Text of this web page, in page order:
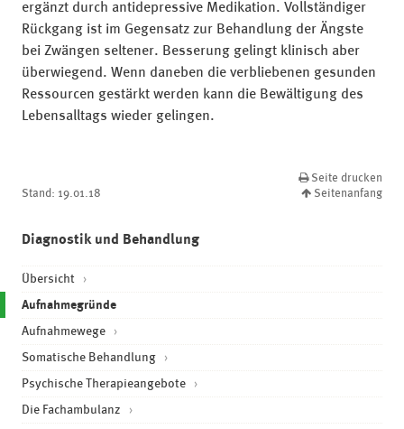
ergänzt durch antidepressive Medikation. Vollständiger
Rückgang ist im Gegensatz zur Behandlung der Ängste
bei Zwängen seltener. Besserung gelingt klinisch aber
überwiegend. Wenn daneben die verbliebenen gesunden
Ressourcen gestärkt werden kann die Bewältigung des
Lebensalltags wieder gelingen.
Stand: 19.01.18
Seite drucken
Seitenanfang
Diagnostik und Behandlung
Übersicht
Aufnahmegründe(current)
Aufnahmewege
Somatische Behandlung
Psychische Therapieangebote
Die Fachambulanz